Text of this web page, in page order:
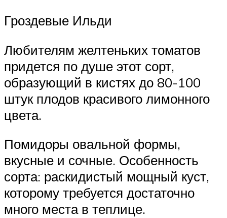
Гроздевые Ильди
Любителям желтеньких томатов
придется по душе этот сорт,
образующий в кистях до 80-100
штук плодов красивого лимонного
цвета.
Помидоры овальной формы,
вкусные и сочные. Особенность
сорта: раскидистый мощный куст,
которому требуется достаточно
много места в теплице.